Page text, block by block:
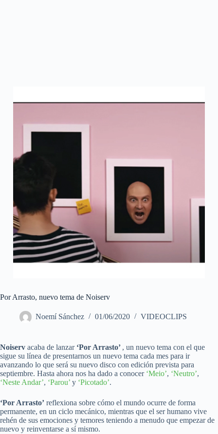
Por Arrasto, nuevo tema de Noiserv
Noemí Sánchez 01/06/2020 VIDEOCLIPS
Noiserv acaba de lanzar ‘Por Arrasto’ , un nuevo tema con el que
sigue su línea de presentarnos un nuevo tema cada mes para ir
avanzando lo que será su nuevo disco con edición prevista para
septiembre. Hasta ahora nos ha dado a conocer ‘Meio’, ‘Neutro’,
‘Neste Andar’, ‘Parou’ y ‘Picotado’.
‘Por Arrasto’ reflexiona sobre cómo el mundo ocurre de forma
permanente, en un ciclo mecánico, mientras que el ser humano vive
rehén de sus emociones y temores teniendo a menudo que empezar de
nuevo y reinventarse a sí mismo.